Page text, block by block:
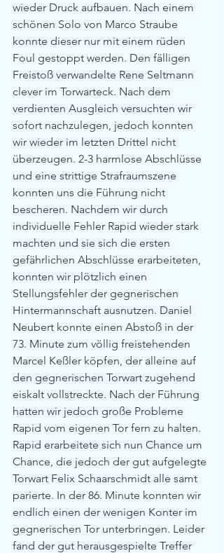
wieder Druck aufbauen. Nach einem
schönen Solo von Marco Straube
konnte dieser nur mit einem rüden
Foul gestoppt werden. Den fälligen
Freistoß verwandelte Rene Seltmann
clever im Torwarteck. Nach dem
verdienten Ausgleich versuchten wir
sofort nachzulegen, jedoch konnten
wir wieder im letzten Drittel nicht
überzeugen. 2-3 harmlose Abschlüsse
und eine strittige Strafraumszene
konnten uns die Führung nicht
bescheren. Nachdem wir durch
individuelle Fehler Rapid wieder stark
machten und sie sich die ersten
gefährlichen Abschlüsse erarbeiteten,
konnten wir plötzlich einen
Stellungsfehler der gegnerischen
Hintermannschaft ausnutzen. Daniel
Neubert konnte einen Abstoß in der
73. Minute zum völlig freistehenden
Marcel Keßler köpfen, der alleine auf
den gegnerischen Torwart zugehend
eiskalt vollstreckte. Nach der Führung
hatten wir jedoch große Probleme
Rapid vom eigenen Tor fern zu halten.
Rapid erarbeitete sich nun Chance um
Chance, die jedoch der gut aufgelegte
Torwart Felix Schaarschmidt alle samt
parierte. In der 86. Minute konnten wir
endlich einen der wenigen Konter im
gegnerischen Tor unterbringen. Leider
fand der gut herausgespielte Treffer